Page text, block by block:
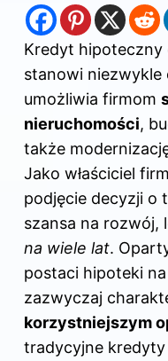
Kredyt hipoteczny
stanowi niezwykle
umożliwia firmom
nieruchomości,
także
Jako właściciel
podjęcie decyzji o
szansa na rozwój,
na wiele lat.
postaci hipoteki
zazwyczaj
korzystniejszym
tradycyjne kredyty